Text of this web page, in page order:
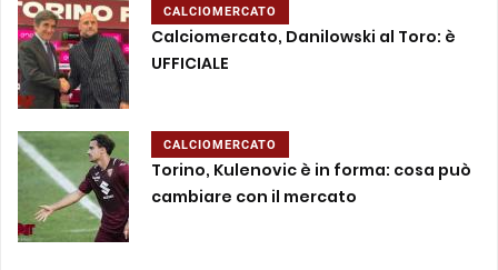
CALCIOMERCATO
Calciomercato, Danilowski al Toro: è
UFFICIALE
CALCIOMERCATO
Torino, Kulenovic è in forma: cosa può
cambiare con il mercato